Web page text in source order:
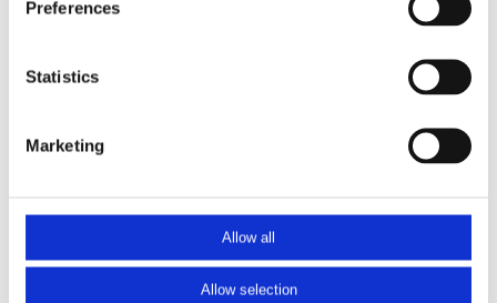
Preferences
Statistics
Marketing
Allow all
Allow selection
Specificaties
0,15 kg
Voor
Nee